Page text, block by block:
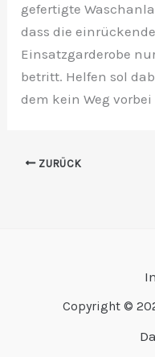
gefertigte
dass die
Einsatzgarderobe
betritt. Helfen sol
dem kein Weg
ZURÜCK
Copyright ©